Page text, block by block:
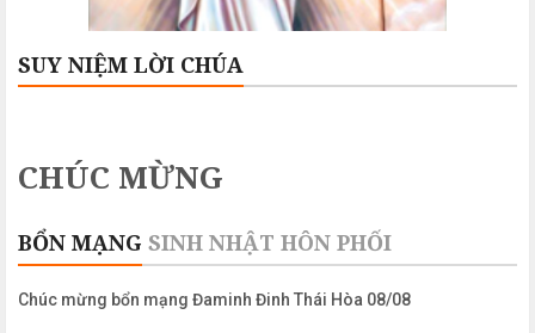
SUY NIỆM LỜI CHÚA
CHÚC MỪNG
BỔN MẠNG SINH NHẬT HÔN PHỐI
Chúc mừng bổn mạng Đaminh Đinh Thái Hòa 08/08